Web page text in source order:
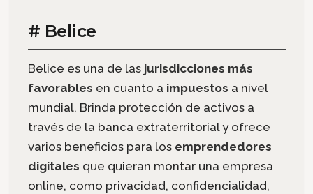
# Belice
Belice es una de las jurisdicciones más
favorables en cuanto a impuestos a nivel
mundial. Brinda protección de activos a
través de la banca extraterritorial y ofrece
varios beneficios para los emprendedores
digitales que quieran montar una empresa
online, como privacidad, confidencialidad,